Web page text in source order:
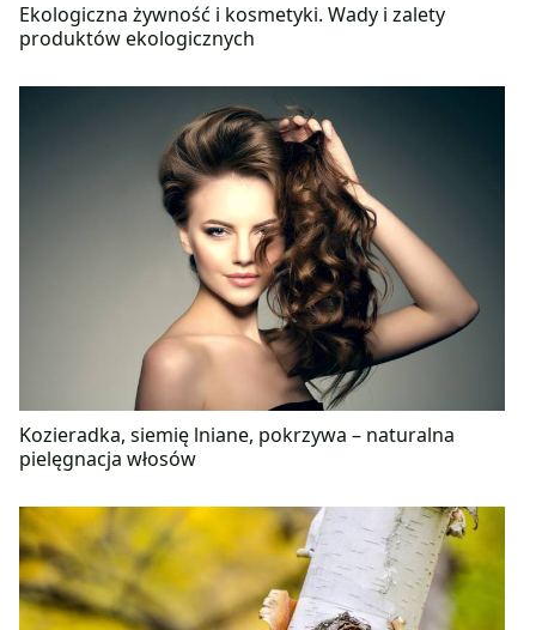
Ekologiczna żywność i kosmetyki. Wady i zalety
produktów ekologicznych
Kozieradka, siemię lniane, pokrzywa – naturalna
pielęgnacja włosów